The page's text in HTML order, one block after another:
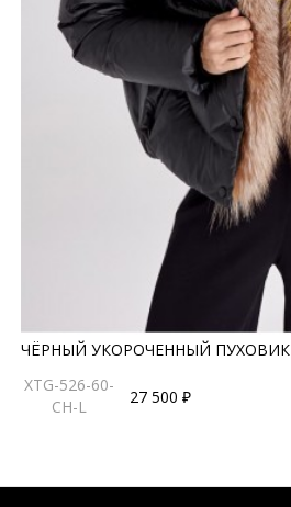
ЧЁРНЫЙ УКОРОЧЕННЫЙ ПУХОВИК
XTG-526-60-
CH-L
27 500 ₽